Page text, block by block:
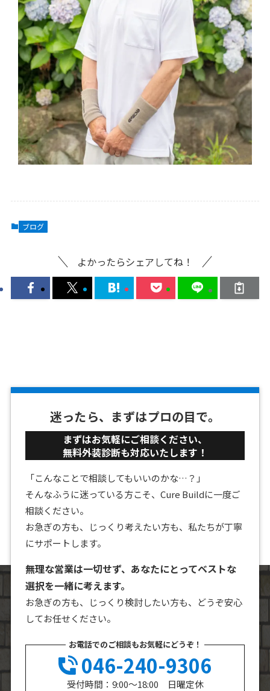
ブログ
よかったらシェアしてね！
迷ったら、まずはプロの目で。
まずはお気軽にご相談ください、
無料外装診断も対応いたします！
「こんなことで相談してもいいのかな…？」
そんなふうに迷っている方こそ、Cure Buildに一度ご
相談ください。
お急ぎの方も、じっくり考えたい方も、私たちが丁寧
にサポートします。
無理な営業は一切せず、あなたにとってベストな
選択を一緒に考えます。
お急ぎの方も、じっくり検討したい方も、どうぞ安心
してお任せください。
お電話でのご相談もお気軽にどうぞ！
046-240-9306
受付時間：9:00～18:00 日曜定休